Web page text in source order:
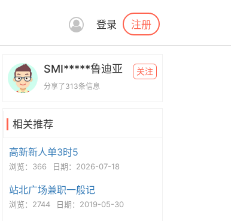
登录 注册
SMI*****鲁迪亚
分享了313条信息
关注
相关推荐
高新新人单3时5
浏览：366 日期：2026-07-18
站北广场兼职一般记
浏览：2744 日期：2019-05-30